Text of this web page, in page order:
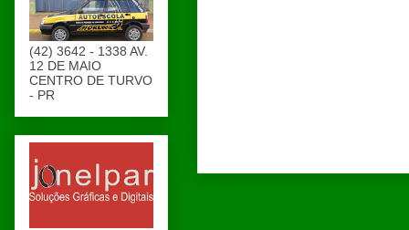
(42) 3642 - 1338 AV.
12 DE MAIO
CENTRO DE TURVO
- PR